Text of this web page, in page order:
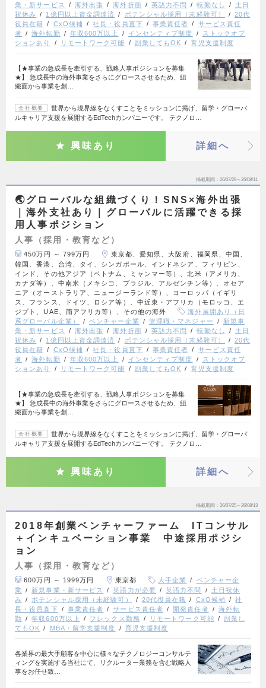
業・新サービス
海外出張 海外折衝 英語力不問 転勤なし
土日
祝休み
1億円以上資金調達済 ポテンシャル採用（未経験可）
20代
役員在籍
CxO候補 社長・役員直下 事業責任者
サービス責任
者
海外転勤 年収600万以上 インセンティブ制度
ストックオプ
ションあり
リモートワーク可能 副業してもOK 育児支援制度
【★事業の急成長を牽引する、戦略人事ポジションを募集
★】 急成長中の海外事業をさらにグロースさせるため、組
織面から事業を創…
会社概要
世界から境界線をなくすことをミッションに掲げ、留学・グローバ
ルキャリア支援を展開するEdTechカンパニーです。 テクノロ…
興味あり 詳細へ
掲載期間 26/07/29～26/08/11
🌏グローバルな組織づくり！SNS×海外出張
｜海外支社あり｜グローバルに活躍できる採
用人事ポジション
人事（採用・教育など）
450万円 ～ 799万円
東京都、愛知県、大阪府、福岡県、中国、
韓国、香港、台湾、タイ、シンガポール、インドネシア、フィリピン、
インド、その他アジア（ベトナム、ミャンマー等）、北米（アメリカ、
カナダ等）、中南米（メキシコ、ブラジル、アルゼンチン等）、オセア
ニア（オーストラリア、ニュージーランド等）、ヨーロッパ（イギリ
ス、フランス、ドイツ、ロシア等）、中近東・アフリカ（モロッコ、エ
ジプト、UAE、南アフリカ等）、その他の海外
海外展開あり（日
系グローバル企業）
ベンチャー企業 管理職・マネジャー
新規事
業・新サービス
海外出張 海外折衝 英語力不問 転勤なし
土日
祝休み
1億円以上資金調達済 ポテンシャル採用（未経験可）
20代
役員在籍
CxO候補 社長・役員直下 事業責任者
サービス責任
者
海外転勤 年収600万以上 インセンティブ制度
ストックオプ
ションあり
リモートワーク可能 副業してもOK 育児支援制度
【★事業の急成長を牽引する、戦略人事ポジションを募集
★】 急成長中の海外事業をさらにグロースさせるため、組
織面から事業を創…
会社概要
世界から境界線をなくすことをミッションに掲げ、留学・グローバ
ルキャリア支援を展開するEdTechカンパニーです。 テクノロ…
興味あり 詳細へ
掲載期間 26/07/25～26/08/13
2018年創業ベンチャーファーム ITコンサル
＋インキュベーション事業 中途採用ポジシ
ョン
人事（採用・教育など）
600万円 ～ 1999万円 東京都 大手企業
ベンチャー企
業
新規事業・新サービス 英語力が必要 英語力不問
土日祝休
み
ポテンシャル採用（未経験可） 20代役員在籍 CxO候補
社
長・役員直下
事業責任者 サービス責任者 開発責任者
海外転
勤
年収600万以上 フレックス勤務 リモートワーク可能
副業し
てもOK
MBA・留学支援制度 育児支援制度
各業界の最大手顧客を中心に様々なテクノロジーコンサルテ
ィングを実施する当社にて、リクルーター業務を含む戦略人
事をお任せ致…